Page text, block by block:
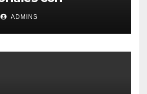
como socio
su agenda de
ADMINS